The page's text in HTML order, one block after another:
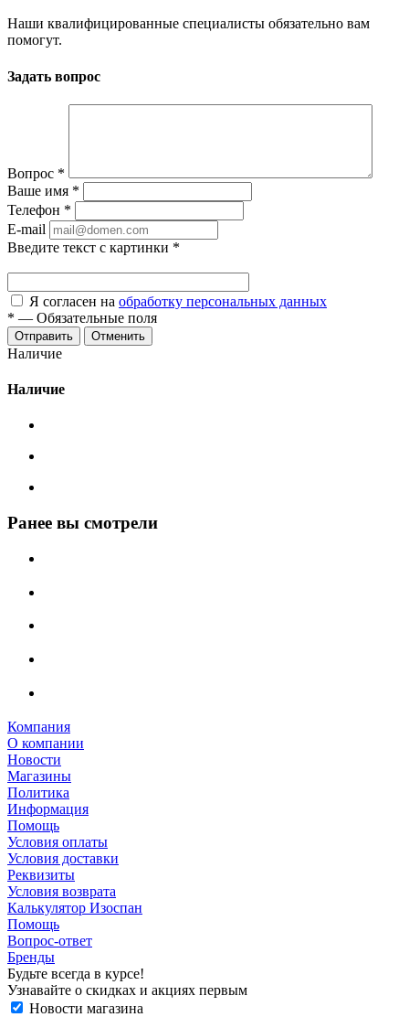
Наши квалифицированные специалисты обязательно вам
помогут.
Задать вопрос
Вопрос *
Ваше имя *
Телефон *
E-mail
Введите текст с картинки *
Я согласен на обработку персональных данных
* — Обязательные поля
Отменить
Наличие
Наличие
Ранее вы смотрели
Компания
О компании
Новости
Магазины
Политика
Информация
Помощь
Условия оплаты
Условия доставки
Реквизиты
Условия возврата
Калькулятор Изоспан
Помощь
Вопрос-ответ
Бренды
Будьте всегда в курсе!
Узнавайте о скидках и акциях первым
Новости магазина